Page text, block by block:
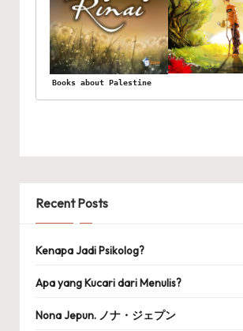
Books about Palestine
Recent Posts
Kenapa Jadi Psikolog?
Apa yang Kucari dari Menulis?
Nona Jepun. ノナ・ジェプン